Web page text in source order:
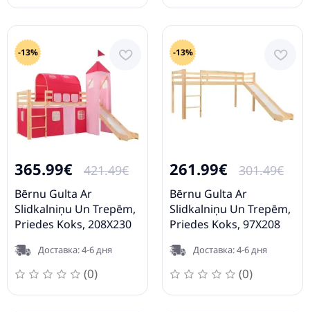
-13%
365.99€ 421.49€
Bērnu Gulta Ar
Slidkalniņu Un Trepēm,
Priedes Koks, 208X230
Доставка: 4-6 дня
(0)
-13%
261.99€ 301.49€
Bērnu Gulta Ar
Slidkalniņu Un Trepēm,
Priedes Koks, 97X208
Доставка: 4-6 дня
(0)